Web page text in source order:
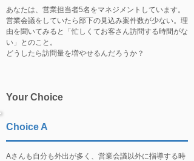
あなたは、営業担当者5名をマネジメントしています。
営業会議をしていたら部下の見込み案件数が少ない。理
由を聞いてみると「忙しくてお客さん訪問する時間がな
い」とのこと。
どうしたら訪問量を増やせるんだろうか？
Your Choice
Choice A
Aさんも自分も外出が多く、営業会議以外に指導する時